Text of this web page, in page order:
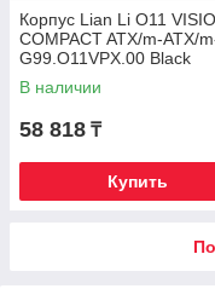
Корпус Lian Li O11
COMPACT ATX/m-ATX/
G99.O11VPX.00 Black
В наличии
58 818 ₸
Купить